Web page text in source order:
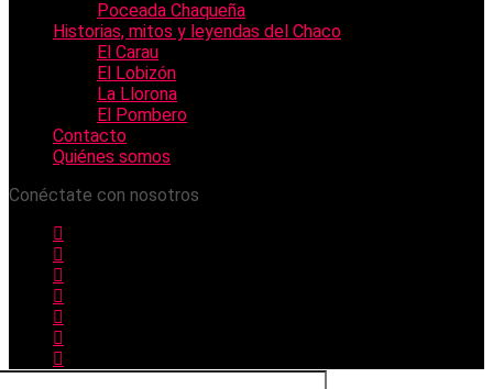
Poceada Chaqueña
Historias, mitos y leyendas del Chaco
El Carau
El Lobizón
La Llorona
El Pombero
Contacto
Quiénes somos
Conéctate con nosotros